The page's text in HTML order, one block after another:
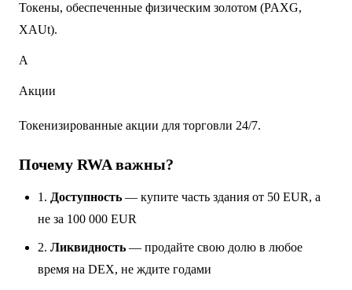
Токены, обеспеченные физическим золотом (PAXG,
XAUt).
A
Акции
Токенизированные акции для торговли 24/7.
Почему RWA важны?
1. Доступность — купите часть здания от 50 EUR, а
не за 100 000 EUR
2. Ликвидность — продайте свою долю в любое
время на DEX, не ждите годами